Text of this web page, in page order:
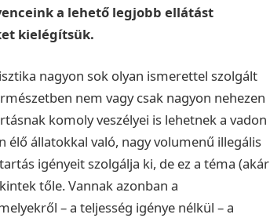
a lehető legjobb ellátást
kielégítsük.
nagyon sok olyan ismerettel szolgált
nem vagy csak nagyon nehezen
komoly veszélyei is lehetnek a vadon
élő állatokkal való, nagy volumenű illegális
igényeit szolgálja ki, de ez a téma (akár
tőle. Vannak azonban a
– a teljesség igénye nélkül – a